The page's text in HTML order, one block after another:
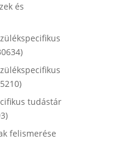
és
tudástár
felismerése